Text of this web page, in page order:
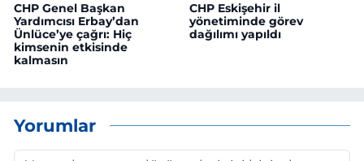
CHP Genel Başkan
Yardımcısı Erbay’dan
Ünlüce’ye çağrı: Hiç
kimsenin etkisinde
kalmasın
CHP Eskişehir il
yönetiminde görev
dağılımı yapıldı
Yorumlar